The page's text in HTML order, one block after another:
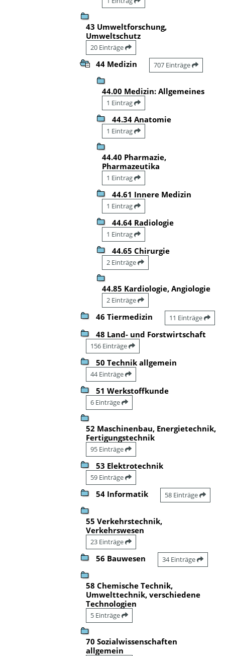
43 Umweltforschung,
Umweltschutz
20 Einträge
44 Medizin 707 Einträge
44.00 Medizin: Allgemeines
1 Eintrag
44.34 Anatomie
1 Eintrag
44.40 Pharmazie,
Pharmazeutika
1 Eintrag
44.61 Innere Medizin
1 Eintrag
44.64 Radiologie
1 Eintrag
44.65 Chirurgie
2 Einträge
44.85 Kardiologie, Angiologie
2 Einträge
46 Tiermedizin 11 Einträge
48 Land- und Forstwirtschaft
156 Einträge
50 Technik allgemein
44 Einträge
51 Werkstoffkunde
6 Einträge
52 Maschinenbau, Energietechnik,
Fertigungstechnik
95 Einträge
53 Elektrotechnik
59 Einträge
54 Informatik 58 Einträge
55 Verkehrstechnik,
Verkehrswesen
23 Einträge
56 Bauwesen 34 Einträge
58 Chemische Technik,
Umwelttechnik, verschiedene
Technologien
5 Einträge
70 Sozialwissenschaften
allgemein